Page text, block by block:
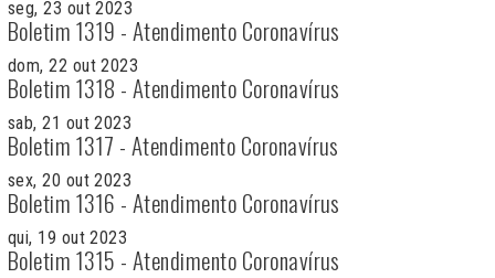
seg, 23 out 2023
Boletim 1319 - Atendimento Coronavírus
dom, 22 out 2023
Boletim 1318 - Atendimento Coronavírus
sab, 21 out 2023
Boletim 1317 - Atendimento Coronavírus
sex, 20 out 2023
Boletim 1316 - Atendimento Coronavírus
qui, 19 out 2023
Boletim 1315 - Atendimento Coronavírus